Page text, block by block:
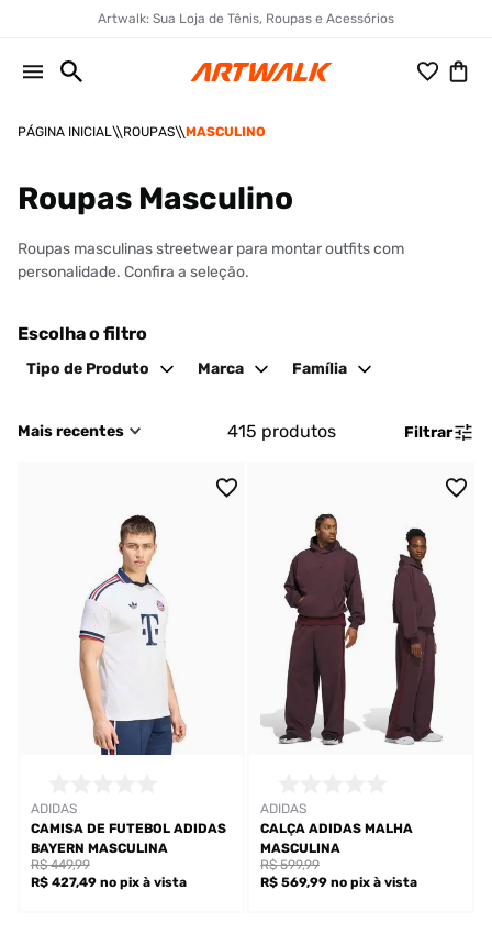
Artwalk: Sua Loja de Tênis, Roupas e Acessórios
ROUPAS MASCULINO
Roupas Masculino
Roupas masculinas streetwear para montar outfits com
personalidade. Confira a seleção.
Escolha o filtro
Tipo de Produto Marca Família
Mais recentes 415 produtos Filtrar
ADIDAS
CAMISA DE FUTEBOL ADIDAS
BAYERN MASCULINA
R$ 427,49 no pix à vista
R$ 449,99
ADIDAS
CALÇA ADIDAS MALHA
MASCULINA
R$ 569,99 no pix à vista
R$ 599,99